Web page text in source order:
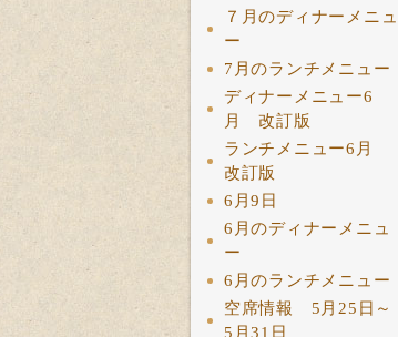
７月のディナーメニュ
ー
7月のランチメニュー
ディナーメニュー6
月 改訂版
ランチメニュー6月
改訂版
6月9日
6月のディナーメニュ
ー
6月のランチメニュー
空席情報 5月25日～
5月31日